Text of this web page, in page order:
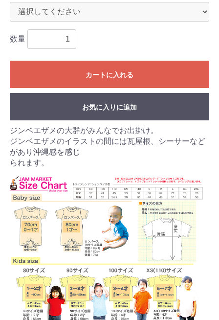
数量
カートに入れる
お気に入りに追加
ジンベエザメの大群がみんなでお出掛け。
ジンベエザメのイラストの間には瓦屋根、シーサーなど
があり沖縄感を感じ
られます。